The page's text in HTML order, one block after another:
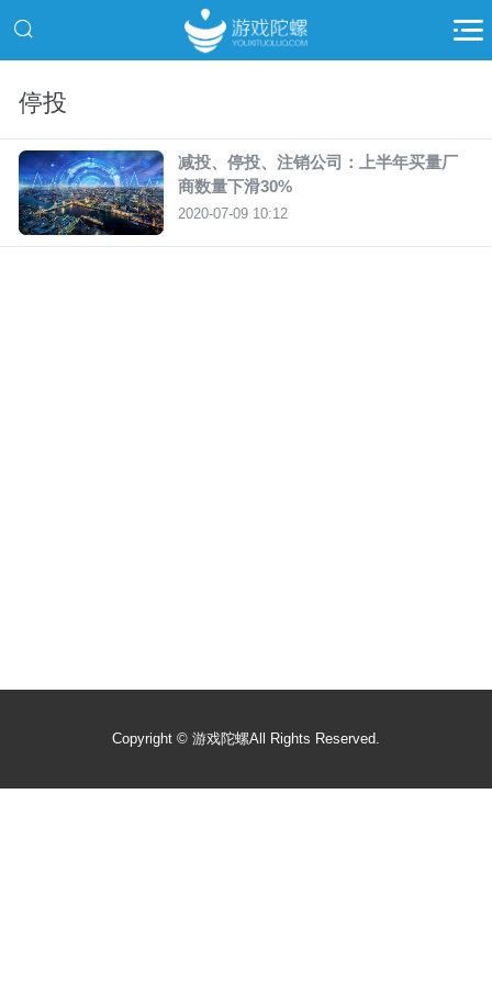
停投
减投、停投、注销公司：上半年买量厂
商数量下滑30%
2020-07-09 10:12
Copyright © 游戏陀螺All Rights Reserved.